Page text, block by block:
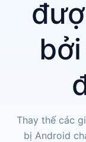
Thay thế các
bị Android